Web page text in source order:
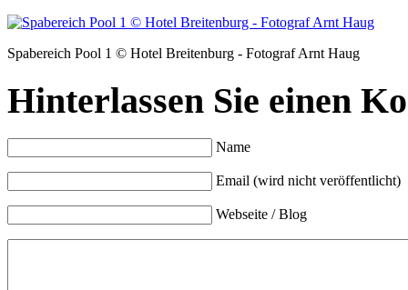
Spabereich Pool 1 © Hotel Breitenburg - Fotograf Arnt Haug
Hinterlassen Sie einen
Name
Email (wird nicht veröffentlicht)
Webseite / Blog